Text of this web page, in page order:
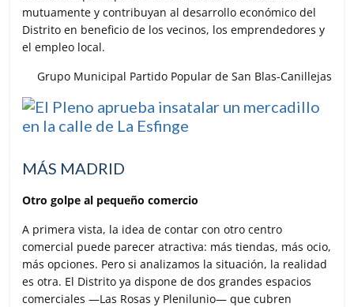
mutuamente y contribuyan al desarrollo económico del
Distrito en beneficio de los vecinos, los emprendedores y
el empleo local.
Grupo Municipal Partido Popular de San Blas-Canillejas
MÁS MADRID
Otro golpe al pequeño comercio
A primera vista, la idea de contar con otro centro
comercial puede parecer atractiva: más tiendas, más ocio,
más opciones. Pero si analizamos la situación, la realidad
es otra. El Distrito ya dispone de dos grandes espacios
comerciales —Las Rosas y Plenilunio— que cubren